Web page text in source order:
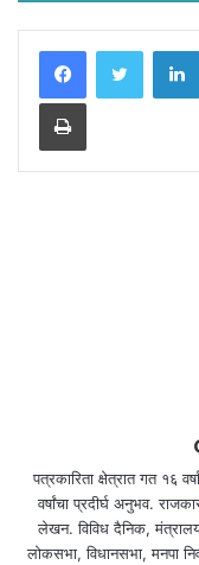
Print
पत्रकारिता क्षेत्रात गत १६
वर्षांचा प्रदीर्घ अनुभव.
लेखन. विविध दैनिक,
लोकसभा, विधानसभा, मनपा